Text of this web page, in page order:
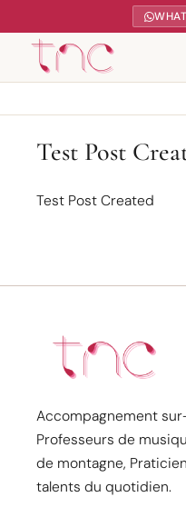
Test Post
Test Post Created
Accompagnement
Professeurs de
de montagne,
talents du quotidien.